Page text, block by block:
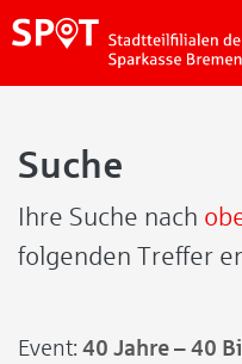
Suche
Ihre Suche nach
folgenden Treffer
Event: 40 Jahre – 40